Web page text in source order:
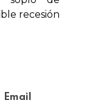
recesión
Email